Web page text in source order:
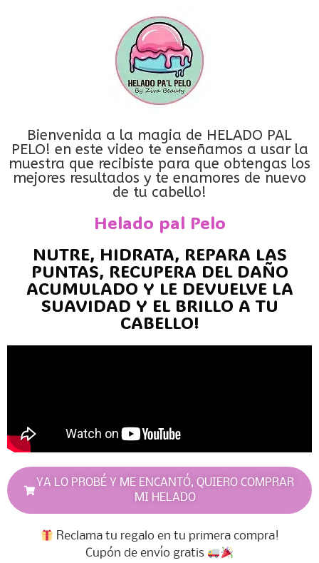
Bienvenida a la magia de HELADO PAL
PELO! en este video te enseñamos a usar la
muestra que recibiste para que obtengas los
mejores resultados y te enamores de nuevo
de tu cabello!
Helado pal Pelo
NUTRE, HIDRATA, REPARA LAS
PUNTAS, RECUPERA DEL DAÑO
ACUMULADO Y LE DEVUELVE LA
SUAVIDAD Y EL BRILLO A TU
CABELLO!
YA LO PROBÉ Y ME ENCANTÓ, QUIERO COMPRAR
MI HELADO
Reclama tu regalo en tu primera compra!
Cupón de envío gratis